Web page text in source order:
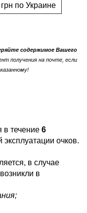
по Украине
содержимое Вашего
получения на почте, если
в течение 6
очков.
в случае
в